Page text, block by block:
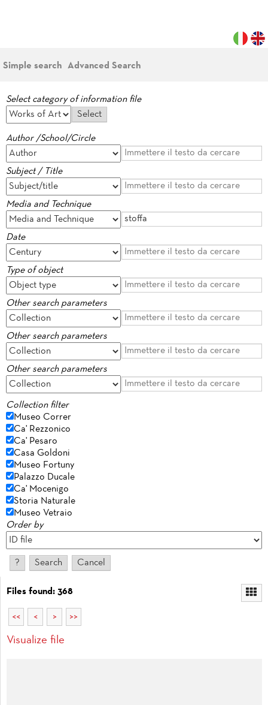
Simple search Advanced Search
Select category of information file
Author /School/Circle
Subject / Title
Media and Technique
Date
Type of object
Other search parameters
Other search parameters
Other search parameters
Collection filter
Museo Correr
Ca' Rezzonico
Ca' Pesaro
Casa Goldoni
Museo Fortuny
Palazzo Ducale
Ca' Mocenigo
Storia Naturale
Museo Vetraio
Order by
Files found: 368
<< < > >>
Visualize file